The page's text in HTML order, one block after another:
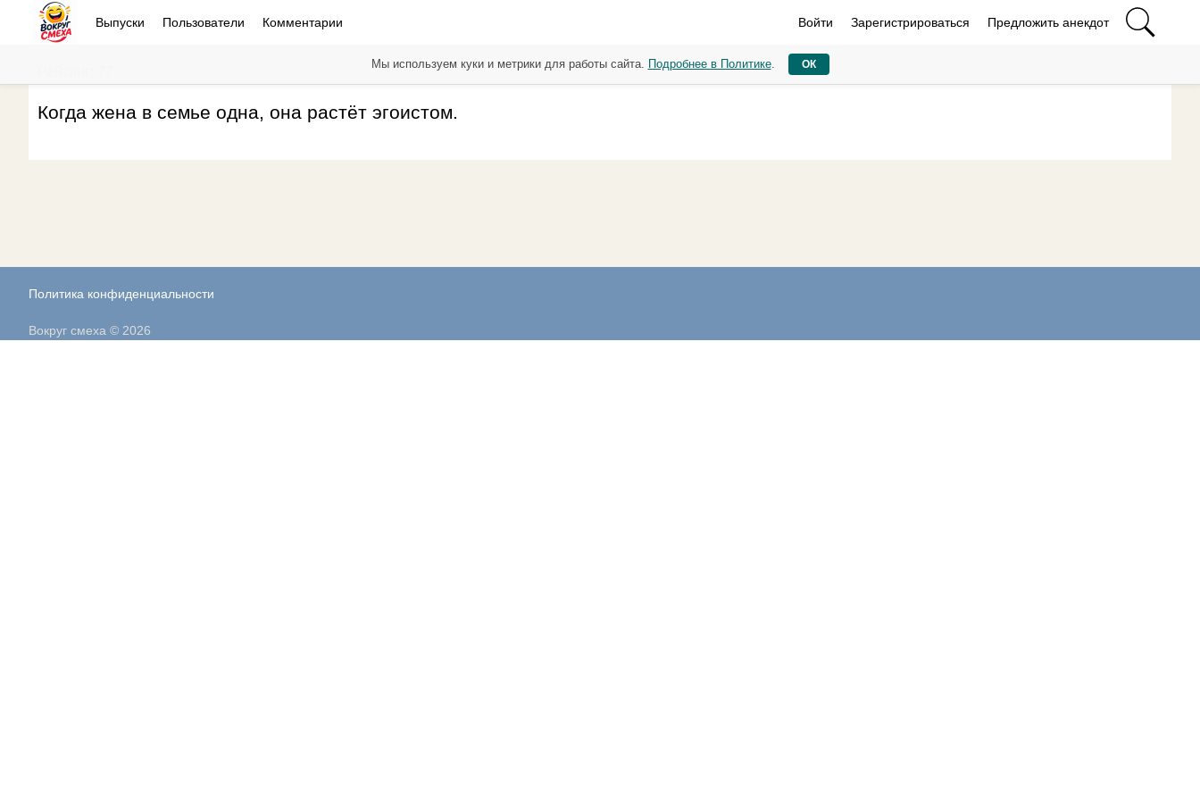
Выпуски Пользователи Комментарии Войти Зарегистрироваться Предложить анекдот
Когда жена в семье одна, она растёт эгоистом.
Политика конфиденциальности
Мы используем куки и метрики для работы сайта. Подробнее в Политике. ОК
Вокруг смеха © 2026